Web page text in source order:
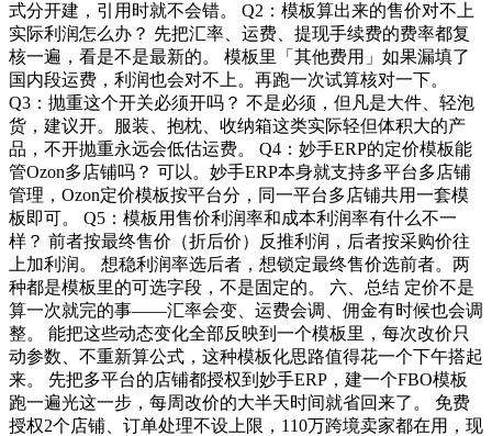
式分开建，引用时就不会错。 Q2：模板算出来的售价对不上
实际利润怎么办？ 先把汇率、运费、提现手续费的费率都复
核一遍，看是不是最新的。 模板里「其他费用」如果漏填了
国内段运费，利润也会对不上。再跑一次试算核对一下。
Q3：抛重这个开关必须开吗？ 不是必须，但凡是大件、轻泡
货，建议开。服装、抱枕、收纳箱这类实际轻但体积大的产
品，不开抛重永远会低估运费。 Q4：妙手ERP的定价模板能
管Ozon多店铺吗？ 可以。妙手ERP本身就支持多平台多店铺
管理，Ozon定价模板按平台分，同一平台多店铺共用一套模
板即可。 Q5：模板用售价利润率和成本利润率有什么不一
样？ 前者按最终售价（折后价）反推利润，后者按采购价往
上加利润。 想稳利润率选后者，想锁定最终售价选前者。两
种都是模板里的可选字段，不是固定的。 六、总结 定价不是
算一次就完的事——汇率会变、运费会调、佣金有时候也会调
整。 能把这些动态变化全部反映到一个模板里，每次改价只
动参数、不重新算公式，这种模板化思路值得花一个下午搭起
来。 先把多平台的店铺都授权到妙手ERP，建一个FBO模板
跑一遍光这一步，每周改价的大半天时间就省回来了。 免费
授权2个店铺、订单处理不设上限，110万跨境卖家都在用，现